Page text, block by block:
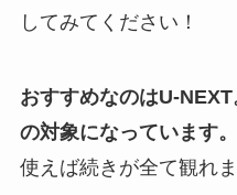
してみてください！
おすすめなのはU-
の対象になっています。
使えば続きが全て観れま